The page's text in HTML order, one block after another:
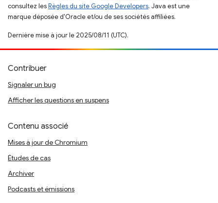
consultez lesRègles du site Google Developers. Java est une
marque déposée d'Oracle et/ou de ses sociétés affiliées.
Dernière mise à jour le 2025/08/11 (UTC).
Contribuer
Signaler un bug
Afficher les questions en suspens
Contenu associé
Mises à jour de Chromium
Études de cas
Archiver
Podcasts et émissions